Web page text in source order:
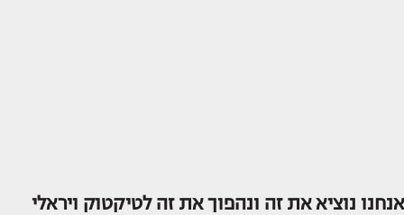
אנחנו נוציא את זה ונהפוך את זה לטיקטוק ויראלי